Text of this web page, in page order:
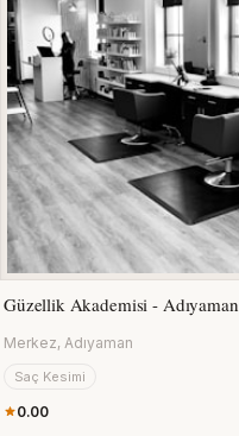
Güzellik Akademisi - Adıyaman
Merkez, Adıyaman
Saç Kesimi
0.00